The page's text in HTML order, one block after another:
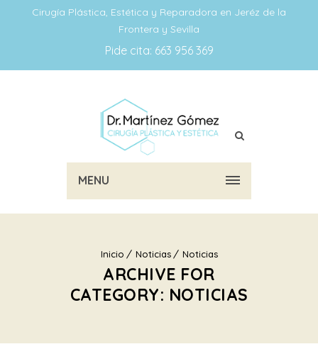
Cirugía Plástica, Estética y Reparadora en Jeréz de la
Frontera y Sevilla
Pide cita: 663 956 369
MENU
Inicio Noticias Noticias
ARCHIVE FOR
CATEGORY: NOTICIAS